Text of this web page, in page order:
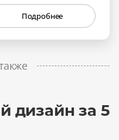
Подробнее
дизайн за 5